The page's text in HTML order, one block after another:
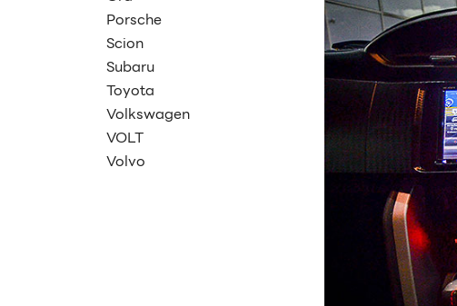
Porsche
Scion
Subaru
Toyota
Volkswagen
VOLT
Volvo